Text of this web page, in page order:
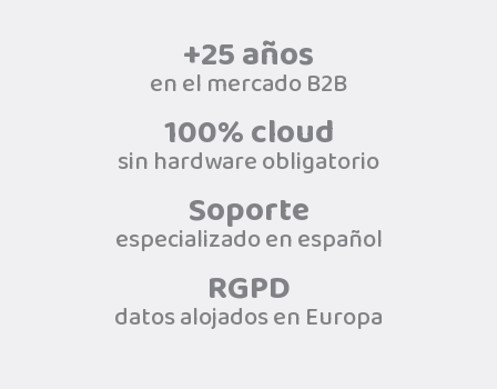
+25 años
en el mercado B2B
100% cloud
sin hardware obligatorio
Soporte
especializado en español
RGPD
datos alojados en Europa